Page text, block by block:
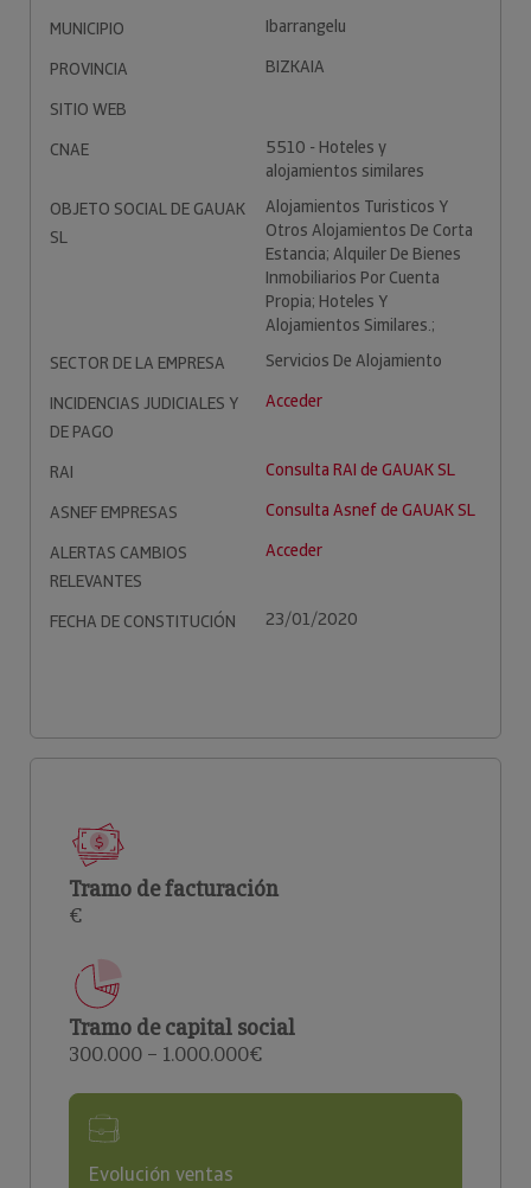
MUNICIPIO
Ibarrangelu
PROVINCIA
BIZKAIA
SITIO WEB
CNAE
5510 - Hoteles y
alojamientos similares
OBJETO SOCIAL DE GAUAK
SL
Alojamientos Turisticos Y
Otros Alojamientos De Corta
Estancia; Alquiler De Bienes
Inmobiliarios Por Cuenta
Propia; Hoteles Y
Alojamientos Similares.;
SECTOR DE LA EMPRESA
Servicios De Alojamiento
INCIDENCIAS JUDICIALES Y
DE PAGO
Acceder
RAI
Consulta RAI de GAUAK SL
ASNEF EMPRESAS
Consulta Asnef de GAUAK SL
ALERTAS CAMBIOS
RELEVANTES
Acceder
FECHA DE CONSTITUCIÓN 23/01/2020
Tramo de facturación
€
Tramo de capital social
300.000 – 1.000.000€
Evolución ventas